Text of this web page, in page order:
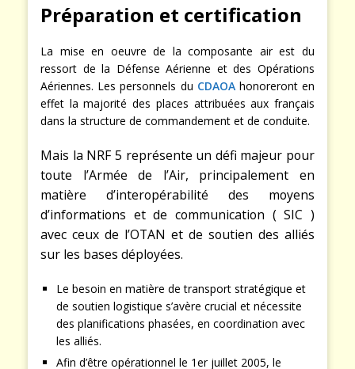
Préparation et certification
La mise en oeuvre de la composante air est du
ressort de la Défense Aérienne et des Opérations
Aériennes. Les personnels du CDAOAhonoreront en
effet la majorité des places attribuées aux français
dans la structure de commandement et de conduite.
Mais la NRF 5 représente un défi majeur pour
toute l’Armée de l’Air, principalement en
matière d’interopérabilité des moyens
d’informations et de communication ( SIC )
avec ceux de l’OTAN et de soutien des alliés
sur les bases déployées.
Le besoin en matière de transport stratégique et
de soutien logistique s’avère crucial et nécessite
des planifications phasées, en coordination avec
les alliés.
Afin d’être opérationnel le 1er juillet 2005, le